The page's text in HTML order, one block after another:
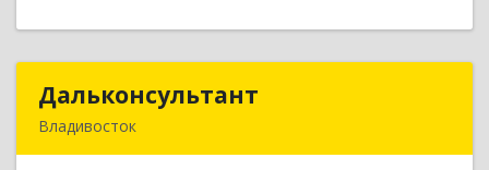
Дальконсультант
Владивосток
Дальконсультант